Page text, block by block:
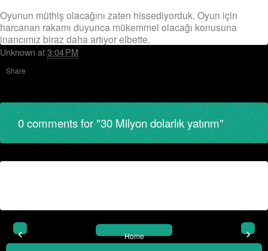
Oyunun müthiş olacağını zaten hissediyorduk. Oyun için
harcanan rakamı duyunca mükemmel olacağı konusuna
inancımız biraz daha artıyor elbette.
Unknown at3:04 PM
Share
0 comments for "30 Milyon dolarlık yatırım"
‹ ›
Home